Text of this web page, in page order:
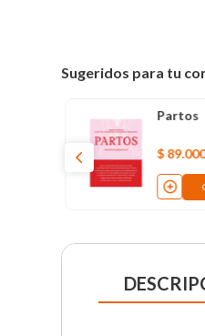
Sugeridos para tu
Partos
$ 89.000